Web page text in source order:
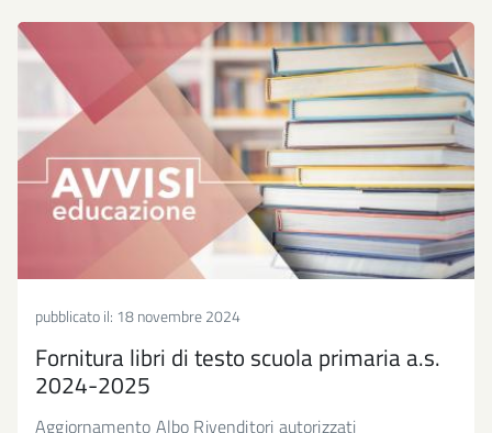
pubblicato il: 18 novembre 2024
Fornitura libri di testo scuola primaria a.s.
2024-2025
Aggiornamento Albo Rivenditori autorizzati